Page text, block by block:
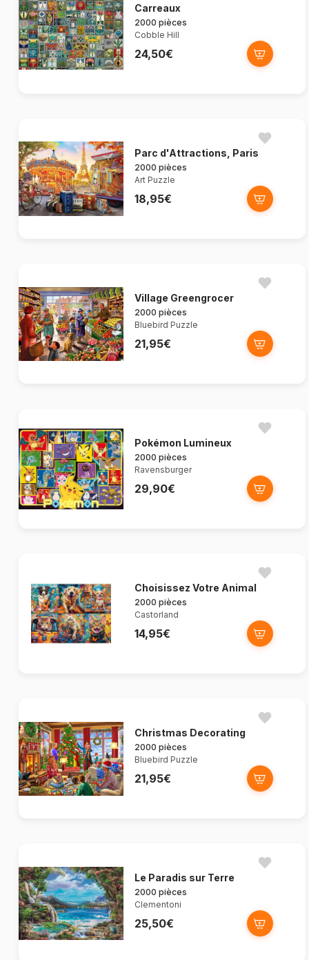
Carreaux
2000 pièces
Cobble Hill
24,50€
Parc d'Attractions, Paris
2000 pièces
Art Puzzle
18,95€
Village Greengrocer
2000 pièces
Bluebird Puzzle
21,95€
Pokémon Lumineux
2000 pièces
Ravensburger
29,90€
Choisissez Votre Animal
2000 pièces
Castorland
14,95€
Christmas Decorating
2000 pièces
Bluebird Puzzle
21,95€
Le Paradis sur Terre
2000 pièces
Clementoni
25,50€